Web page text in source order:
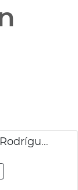
Remodelación jardín calle de Rodríguez de Cepeda València